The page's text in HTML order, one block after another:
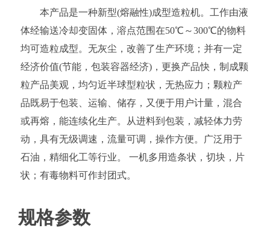
本产品是一种新型(熔融性)成型造粒机。工作由液
体经输送冷却变固体，溶点范围在50℃～300℃的物料
均可造粒成型。无灰尘，改善了生产环境；并有一定
经济价值(节能，包装容器经济)，更换产品快，制成颗
粒产品美观，均匀近半球型粒状，无热应力；颗粒产
品既易于包装、运输、储存，又便于用户计量，混合
或再熔，能连续化生产。从进料到包装，减轻体力劳
动，具有无级调速，流量可调，操作方便。广泛用于
石油，精细化工等行业。 一机多用造条状，切块，片
状；有毒物料可作封团式。
规格参数